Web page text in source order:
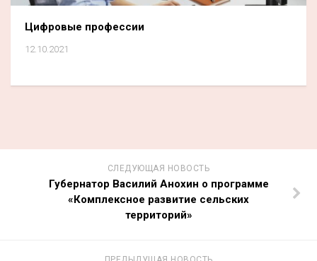
Цифровые профессии
12.10.2021
СЛЕДУЮЩАЯ НОВОСТЬ
Губернатор Василий Анохин о программе
«Комплексное развитие сельских
территорий»